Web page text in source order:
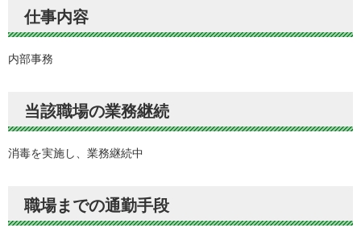
仕事内容
内部事務
当該職場の業務継続
消毒を実施し、業務継続中
職場までの通勤手段